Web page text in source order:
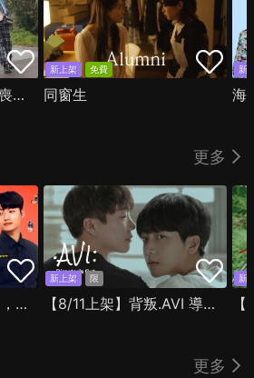
【8/11上架】你的我的喪屍時光
新上架 免費
同窗生
新
海
更多
【8/14上架】整個世界，只有你連上了我
新上架 限
【8/11上架】背叛.AVI 導演剪輯版
新
更多